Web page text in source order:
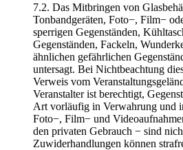
7.2. Das Mitbringen von
Tonbandgeräten, Foto−, Film−
sperrigen Gegenständen,
Gegenständen, Fackeln,
ähnlichen gefährlichen
untersagt. Bei Nichtbeachtung
Verweis vom
Veranstalter ist berechtigt,
Art vorläufig in Verwahrung und
Foto−, Film− und
den privaten Gebrauch − sind
Zuwiderhandlungen können